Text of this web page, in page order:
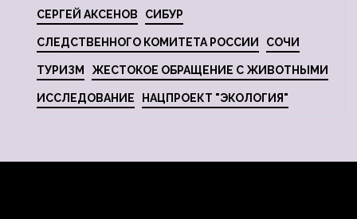
СЕРГЕЙ АКСЕНОВ СИБУР
СЛЕДСТВЕННОГО КОМИТЕТА РОССИИ СОЧИ
ТУРИЗМ ЖЕСТОКОЕ ОБРАЩЕНИЕ С ЖИВОТНЫМИ
ИССЛЕДОВАНИЕ НАЦПРОЕКТ "ЭКОЛОГИЯ"